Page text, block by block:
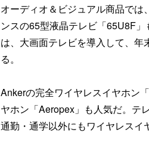
オーディオ＆ビジュアル商品で
ンスの65型液晶テレビ「65U8F
は、大画面テレビを導入して、
る。
Ankerの完全ワイヤレスイヤホン
ヤホン「Aeropex」も人気だ。テ
通勤・通学以外にもワイヤレスイ